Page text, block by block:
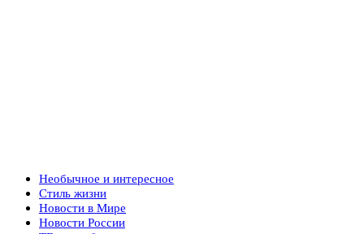
Необычное и интересное
Стиль жизни
Новости в Мире
Новости России